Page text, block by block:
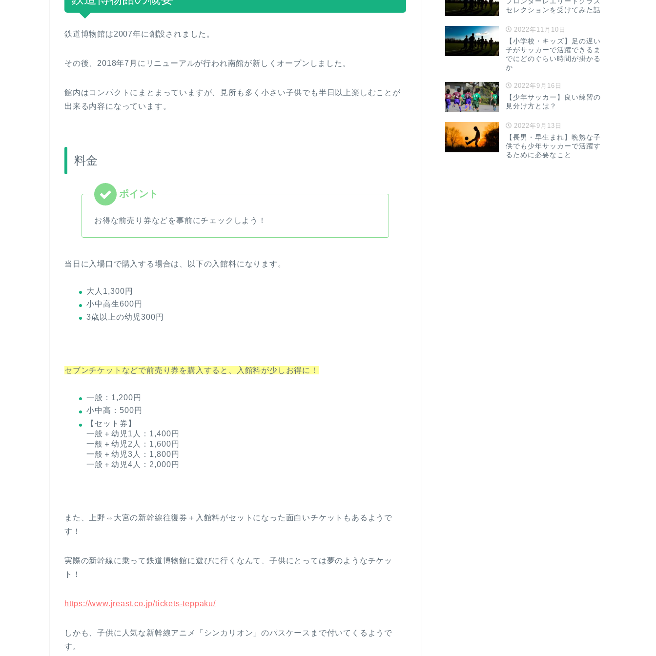
鉄道博物館は2007年に創設されました。
その後、2018年7月にリニューアルが行われ南館が新しくオープンしました。
館内はコンパクトにまとまっていますが、見所も多く小さい子供でも半日以上楽しむことが
出来る内容になっています。
料金
お得な前売り券などを事前にチェックしよう！
当日に入場口で購入する場合は、以下の入館料になります。
大人1,300円
小中高生600円
3歳以上の幼児300円
セブンチケットなどで前売り券を購入すると、入館料が少しお得に！
一般：1,200円
小中高：500円
【セット券】
一般＋幼児1人：1,400円
一般＋幼児2人：1,600円
一般＋幼児3人：1,800円
一般＋幼児4人：2,000円
また、上野⇔大宮の新幹線往復券＋入館料がセットになった面白いチケットもあるようで
す！
実際の新幹線に乗って鉄道博物館に遊びに行くなんて、子供にとっては夢のようなチケッ
ト！
https://www.jreast.co.jp/tickets-teppaku/
しかも、子供に人気な新幹線アニメ「シンカリオン」のパスケースまで付いてくるようで
す。
セレクションを受けてみた話
2022年11月10日
【小学校・キッズ】足の遅い
子がサッカーで活躍できるま
でにどのぐらい時間が掛かる
か
2022年9月16日
【少年サッカー】良い練習の
見分け方とは？
2022年9月13日
【長男・早生まれ】晩熟な子
供でも少年サッカーで活躍す
るために必要なこと